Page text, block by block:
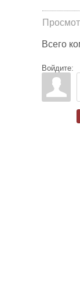
Всего
Войдите: